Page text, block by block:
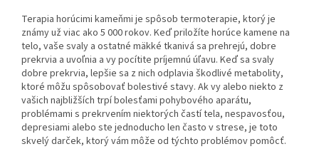
Terapia horúcimi kameňmi je spôsob termoterapie, ktorý je
známy už viac ako 5 000 rokov. Keď priložíte horúce kamene na
telo, vaše svaly a ostatné mäkké tkanivá sa prehrejú, dobre
prekrvia a uvoľnia a vy pocítite príjemnú úľavu. Keď sa svaly
dobre prekrvia, lepšie sa z nich odplavia škodlivé metabolity,
ktoré môžu spôsobovať bolestivé stavy. Ak vy alebo niekto z
vašich najbližších trpí bolesťami pohybového aparátu,
problémami s prekrvením niektorých častí tela, nespavosťou,
depresiami alebo ste jednoducho len často v strese, je toto
skvelý darček, ktorý vám môže od týchto problémov pomôcť.